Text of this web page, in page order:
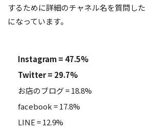
するために詳細のチャネル名を質問し
になっています。
Instagram = 47.5%
Twitter = 29.7%
お店のブログ = 18.8%
facebook = 17.8%
LINE = 12.9%